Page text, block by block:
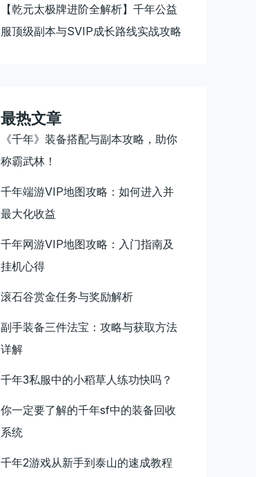
【乾元太极牌进阶全解析】千年公益
服顶级副本与SVIP成长路线实战攻略
最热文章
《千年》装备搭配与副本攻略，助你
称霸武林！
千年端游VIP地图攻略：如何进入并
最大化收益
千年网游VIP地图攻略：入门指南及
挂机心得
滚石谷赏金任务与奖励解析
副手装备三件法宝：攻略与获取方法
详解
千年3私服中的小稻草人练功快吗？
你一定要了解的千年sf中的装备回收
系统
千年2游戏从新手到泰山的速成教程